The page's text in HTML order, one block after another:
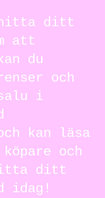
hitta ditt
att
du
och
i
kan läsa
och
ditt
idag!